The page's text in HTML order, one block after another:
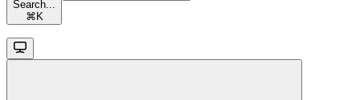
Search...
⌘ K